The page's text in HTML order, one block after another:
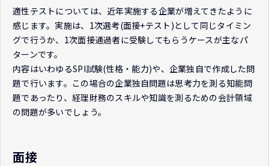
適性テストについては、近年実施する企業が増えてきたように
感じます。実施は、1次選考(面接+テスト)として同じタイミン
グで行うか、1次面接通過者に受験してもらうケースが主なパ
ターンです。
内容はいわゆるSPI試験(性格・能力)や、企業独自で作成した問
題で行います。この場合の企業独自問題は思考力を測る知能問
題であったり、経理財務のスキルや知識を測るための会計領域
の問題が多いでしょう。
面接